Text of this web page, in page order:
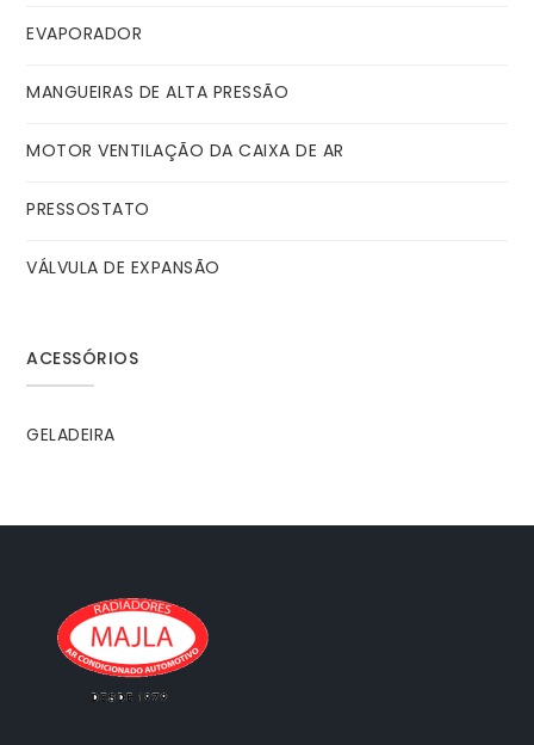
EVAPORADOR
MANGUEIRAS DE ALTA PRESSÃO
MOTOR VENTILAÇÃO DA CAIXA DE AR
PRESSOSTATO
VÁLVULA DE EXPANSÃO
ACESSÓRIOS
GELADEIRA